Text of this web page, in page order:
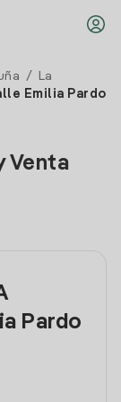
/
La
Emilia Pardo
Venta
Pardo